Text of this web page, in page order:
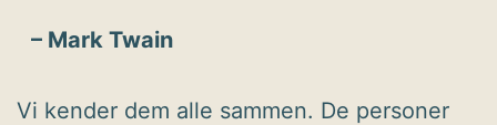
– Mark Twain
Vi kender dem alle sammen. De personer